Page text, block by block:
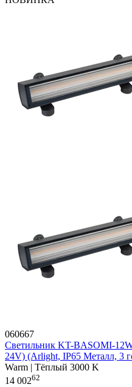
060667
Светильник KT-BASOMI-
24V) (Arlight, IP65 Металл, 3
Warm | Тёплый 3000 K
14 00262